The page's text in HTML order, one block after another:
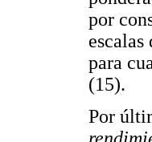
por
para
(15).
Por